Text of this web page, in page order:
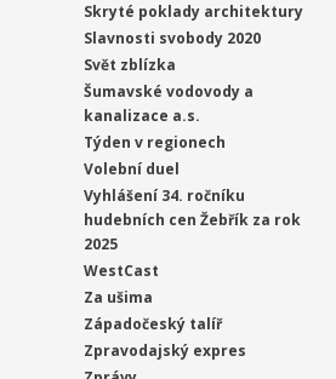
Skryté poklady architektury
Slavnosti svobody 2020
Svět zblízka
Šumavské vodovody a
kanalizace a.s.
Týden v regionech
Volební duel
Vyhlášení 34. ročníku
hudebních cen Žebřík za rok
2025
WestCast
Za ušima
Západočeský talíř
Zpravodajský expres